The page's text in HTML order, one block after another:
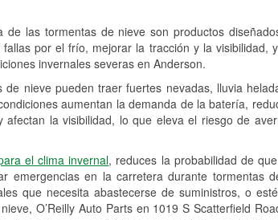
las tormentas de nieve son productos
por el frío, mejorar la tracción y la visibilidad,
invernales severas en Anderson.
de nieve pueden traer fuertes nevadas, lluvia
aumentan la demanda de la batería,
afectan la visibilidad, lo que eleva el riesgo de
el clima invernal, reduces la probabilidad de
emergencias en la carretera durante tormentas
que necesita abastecerse de suministros, o
O’Reilly Auto Parts en 1019 S Scatterfield